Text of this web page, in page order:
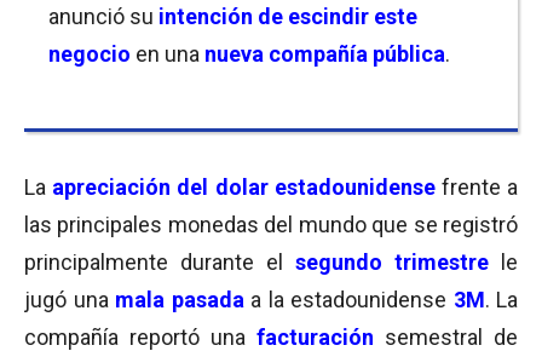
anunció su intención de escindir este
negocio en una nueva compañía pública.
La apreciación del dolar estadounidense frente a
las principales monedas del mundo que se registró
principalmente durante el segundo trimestre le
jugó una mala pasada a la estadounidense 3M. La
compañía reportó una facturación semestral de